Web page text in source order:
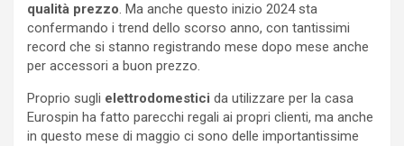
qualità prezzo. Ma anche questo inizio 2024 sta
confermando i trend dello scorso anno, con tantissimi
record che si stanno registrando mese dopo mese anche
per accessori a buon prezzo.
Proprio sugli elettrodomestici da utilizzare per la casa
Eurospin ha fatto parecchi regali ai propri clienti, ma anche
in questo mese di maggio ci sono delle importantissime